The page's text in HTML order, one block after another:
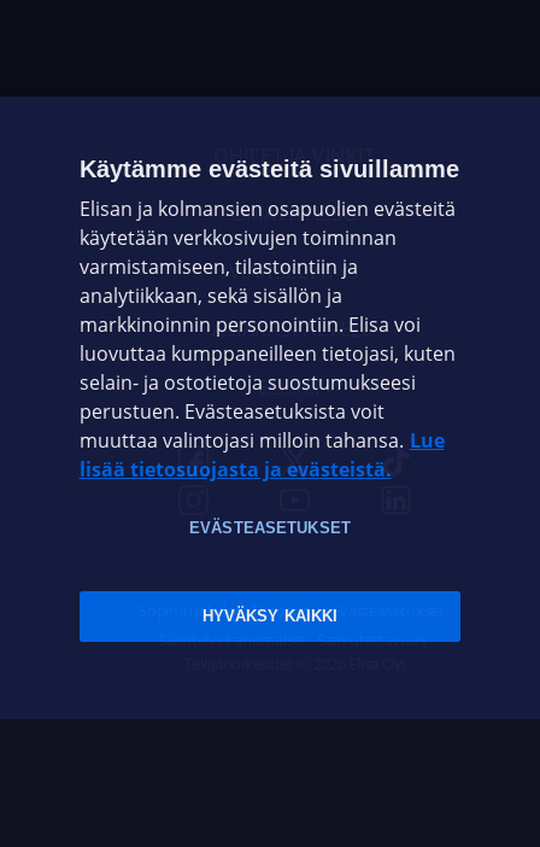
OHJEET JA VINKIT
OMAYHTEISÖ
VIANSELVITYS
ASIAKASPALVELU
ELISA.FI
Sopimusehdot Tietosuoja Evästeasetukset
Sääntelyviranomaiset Saavutettavuus
Käytämme evästeitä sivuillamme
Elisan ja kolmansien osapuolien evästeitä
käytetään verkkosivujen toiminnan
varmistamiseen, tilastointiin ja
analytiikkaan, sekä sisällön ja
markkinoinnin personointiin. Elisa voi
luovuttaa kumppaneilleen tietojasi, kuten
selain- ja ostotietoja suostumukseesi
perustuen. Evästeasetuksista voit
muuttaa valintojasi milloin tahansa. Lue
lisää tietosuojasta ja evästeistä.
EVÄSTEASETUKSET
HYVÄKSY KAIKKI